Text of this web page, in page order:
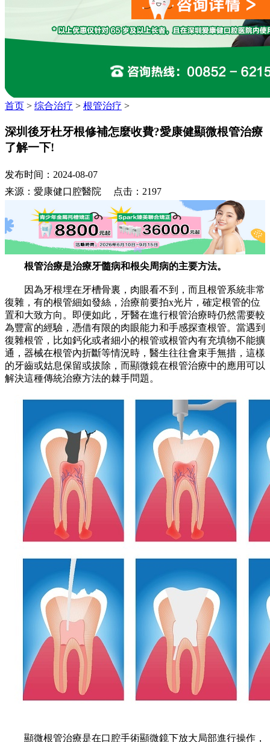
首页 > 综合治疗 > 根管治疗 >
深圳後牙杜牙根修補怎麼收費?愛康健顯微根管治療
了解一下!
发布时间：2024-08-07
来源：愛康健口腔醫院 点击：2197
根管治療是治療牙髓病和根尖周病的主要方法。
因為牙根埋在牙槽骨裏，肉眼看不到，而且根管系統非常
復雜，有的根管細如發絲，治療前要拍x光片，確定根管的位
置和大致方向。即便如此，牙醫在進行根管治療時仍然需要較
為豐富的經驗，憑借有限的肉眼能力和手感探查根管。當遇到
復雜根管，比如鈣化或者細小的根管或根管內有充填物不能擴
通，器械在根管內折斷等情況時，醫生往往會束手無措，這樣
的牙齒或姑息保留或拔除，而顯微鏡在根管治療中的應用可以
解決這種傳統治療方法的棘手問題。
顯微根管治療是在口腔手術顯微鏡下放大局部進行操作，